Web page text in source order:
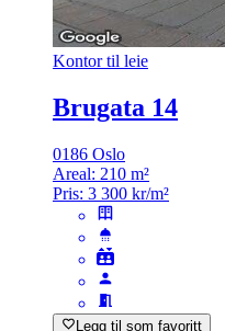
Kontor til leie
Brugata 14
0186 Oslo
Areal: 210 m²
Pris: 3 300 kr/m²
Legg til som favoritt